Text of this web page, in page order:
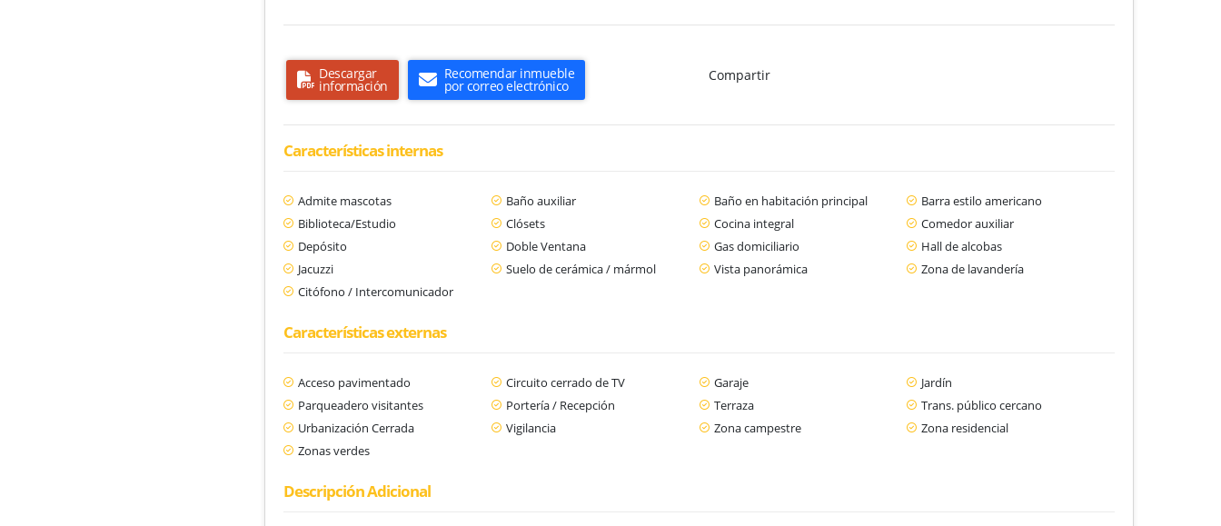
Descargar
información
Recomendar inmueble
por correo electrónico
Compartir
Características internas
Admite mascotas Baño auxiliar Baño en habitación principal
Barra estilo americano
Biblioteca/Estudio
Clósets Cocina integral
Comedor auxiliar
Depósito
Doble Ventana Gas domiciliario
Hall de alcobas
Jacuzzi
Suelo de cerámica / mármol Vista panorámica
Zona de lavandería
Citófono / Intercomunicador
Características externas
Acceso pavimentado Circuito cerrado de TV Garaje
Jardín
Parqueadero visitantes
Portería / Recepción Terraza
Trans. público cercano
Urbanización Cerrada
Vigilancia Zona campestre
Zona residencial
Zonas verdes
Descripción Adicional